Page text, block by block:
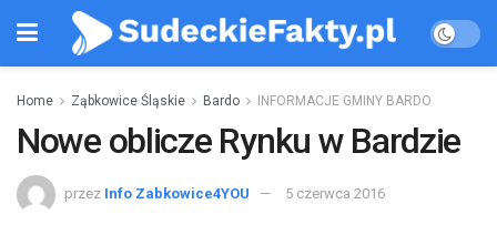
Home Ząbkowice Śląskie Bardo INFORMACJE GMINY BARDO
Nowe oblicze Rynku w Bardzie
przez Info Zabkowice4YOU 5 czerwca 2016